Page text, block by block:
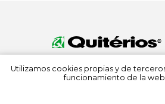
Utilizamos cookies propias y de
funcionamiento de la